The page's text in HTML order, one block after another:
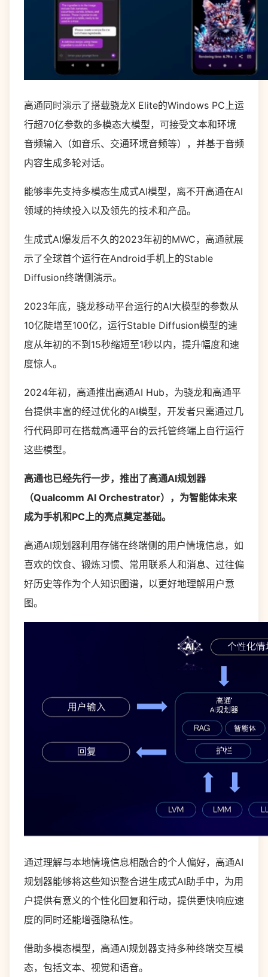
高通同时演示了搭载骁龙X Elite的Windows PC上运
行超70亿参数的多模态大模型，可接受文本和环境
音频输入（如音乐、交通环境音频等），并基于音频
内容生成多轮对话。
能够率先支持多模态生成式AI模型，离不开高通在AI
领域的持续投入以及领先的技术和产品。
生成式AI爆发后不久的2023年初的MWC，高通就展
示了全球首个运行在Android手机上的Stable
Diffusion终端侧演示。
2023年底，骁龙移动平台运行的AI大模型的参数从
10亿陡增至100亿，运行Stable Diffusion模型的速
度从年初的不到15秒缩短至1秒以内，提升幅度和速
度惊人。
2024年初，高通推出高通AI Hub，为骁龙和高通平
台提供丰富的经过优化的AI模型，开发者只需通过几
行代码即可在搭载高通平台的云托管终端上自行运行
这些模型。
高通也已经先行一步，推出了高通AI规划器
（Qualcomm AI Orchestrator），为智能体未来
成为手机和PC上的亮点奠定基础。
高通AI规划器利用存储在终端侧的用户情境信息，如
喜欢的饮食、锻炼习惯、常用联系人和消息、过往偏
好历史等作为个人知识图谱，以更好地理解用户意
图。
通过理解与本地情境信息相融合的个人偏好，高通AI
规划器能够将这些知识整合进生成式AI助手中，为用
户提供有意义的个性化回复和行动，提供更快响应速
度的同时还能增强隐私性。
借助多模态模型，高通AI规划器支持多种终端交互模
态，包括文本、视觉和语音。